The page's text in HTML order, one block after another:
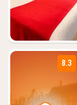
8.3